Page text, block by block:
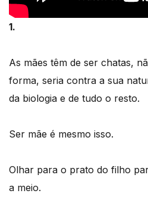
1.
As mães têm de ser chatas,
forma, seria contra a sua
da biologia e de tudo o resto.
Ser mãe é mesmo isso.
Olhar para o prato do filho
a meio.